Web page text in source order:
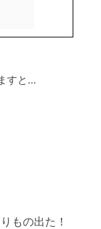
すと…
もの出た！